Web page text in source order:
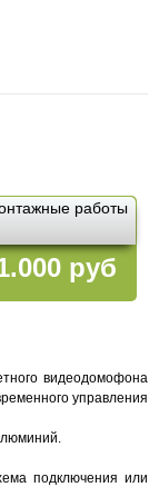
работы
руб
видеодомофона
управления
подключения или